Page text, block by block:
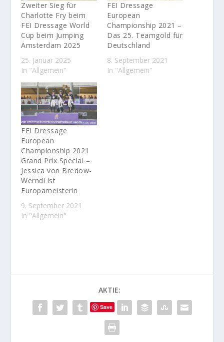
Zweiter Sieg für
Charlotte Fry beim
FEI Dressage World
Cup beim Jumping
Amsterdam 2025
25. Januar 2025
In "Allgemein"
FEI Dressage
European
Championship 2021 –
Das 25. Teamgold für
Deutschland
8. September 2021
In "Allgemein"
FEI Dressage
European
Championship 2021
Grand Prix Special –
Jessica von Bredow-
Werndl ist
Europameisterin
9. September 2021
In "Allgemein"
AKTIE:
Save